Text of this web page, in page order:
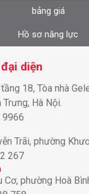
bảng giá
Hồ sơ năng lực
diện
18, Tòa nhà
Hà Nội.
9966
Trãi, phường
267
phường Hoà